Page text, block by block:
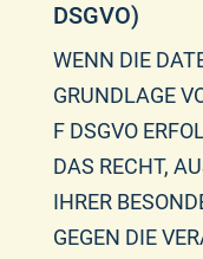
DSGVO)
WENN DIE
GRUNDLAGE
F DSGVO
DAS RECHT,
IHRER
GEGEN DIE